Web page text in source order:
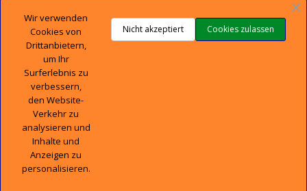
TECHNISCHER SUPPORT 
UNTERNEHMEN 
IHR KONTO
CONTACT
Wir verwenden
Cookies von
Drittanbietern,
um Ihr
Surferlebnis zu
verbessern,
den Website-
Verkehr zu
analysieren und
Inhalte und
Anzeigen zu
personalisieren.
Cookies zulassen
Nicht akzeptiert